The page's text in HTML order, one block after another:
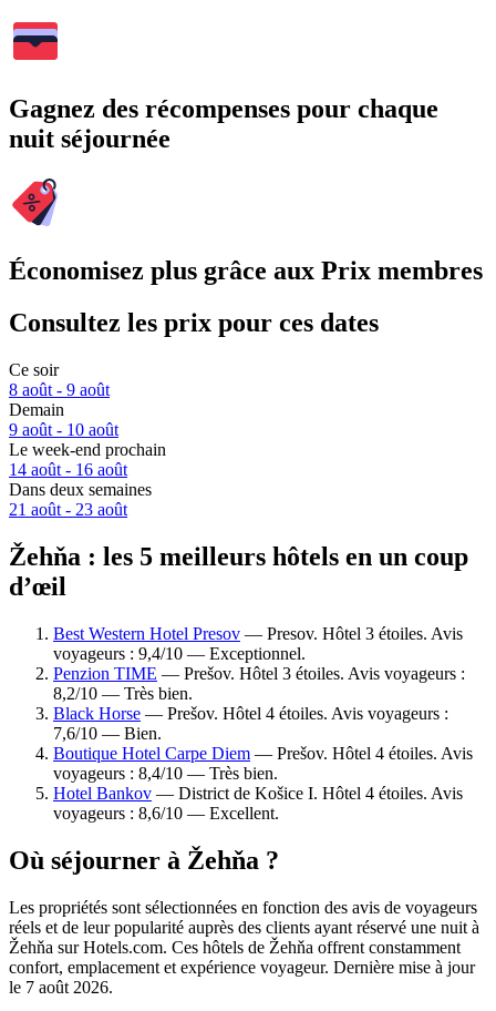
Gagnez des récompenses pour chaque
nuit séjournée
Économisez plus grâce aux Prix membres
Consultez les prix pour ces dates
Ce soir
8 août - 9 août
Demain
9 août - 10 août
Le week-end prochain
14 août - 16 août
Dans deux semaines
21 août - 23 août
Žehňa : les 5 meilleurs hôtels en un coup
d’œil
Best Western Hotel Presov — Presov. Hôtel 3 étoiles. Avis
voyageurs : 9,4/10 — Exceptionnel.
Penzion TIME — Prešov. Hôtel 3 étoiles. Avis voyageurs :
8,2/10 — Très bien.
Black Horse — Prešov. Hôtel 4 étoiles. Avis voyageurs :
7,6/10 — Bien.
Boutique Hotel Carpe Diem — Prešov. Hôtel 4 étoiles. Avis
voyageurs : 8,4/10 — Très bien.
Hotel Bankov — District de Košice I. Hôtel 4 étoiles. Avis
voyageurs : 8,6/10 — Excellent.
Où séjourner à Žehňa ?
Les propriétés sont sélectionnées en fonction des avis de voyageurs
réels et de leur popularité auprès des clients ayant réservé une nuit à
Žehňa sur Hotels.com. Ces hôtels de Žehňa offrent constamment
confort, emplacement et expérience voyageur. Dernière mise à jour
le 7 août 2026.